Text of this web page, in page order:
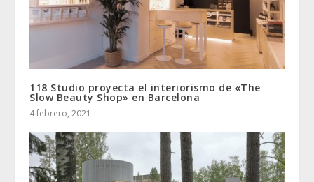
118 Studio proyecta el interiorismo de «The
Slow Beauty Shop» en Barcelona
4 febrero, 2021